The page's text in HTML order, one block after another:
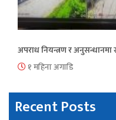
अपराध नियन्त्रण र अनुसन्धानमा
१ महिना अगाडि
Recent Posts